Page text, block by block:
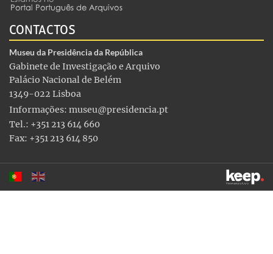
CONTACTOS
Museu da Presidência da República
Gabinete de Investigação e Arquivo
Palácio Nacional de Belém
1349-022 Lisboa
Informações: museu@presidencia.pt
Tel.: +351 213 614 660
Fax: +351 213 614 850